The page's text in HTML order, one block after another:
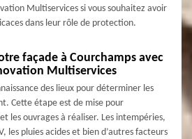
Multiservices si vous souhaitez avoir
dans leur rôle de protection.
façade à Courchamps avec
Multiservices
des lieux pour déterminer les
Cette étape est de mise pour
les ouvrages à réaliser. Les intempéries,
les pluies acides et bien d’autres facteurs